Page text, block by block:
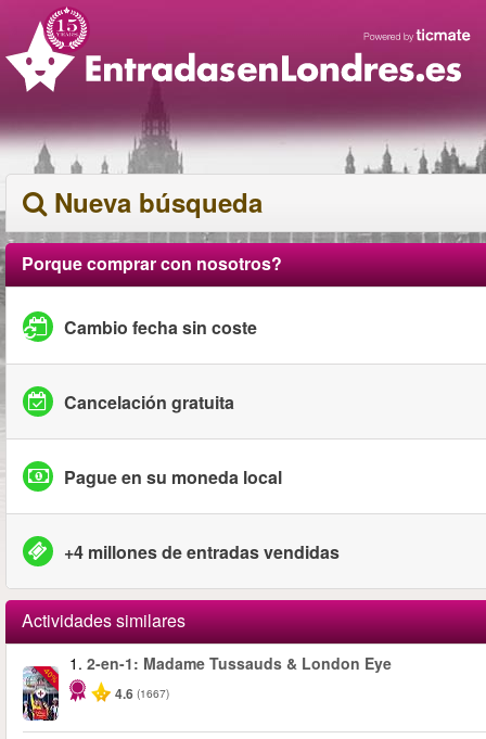
Nueva búsqueda
Porque comprar con nosotros?
Cambio fecha sin coste
Cancelación gratuita
Pague en su moneda local
+4 millones de entradas vendidas
Actividades similares
-40%
1. 2-en-1: Madame Tussauds & London Eye
4.6 (1667)